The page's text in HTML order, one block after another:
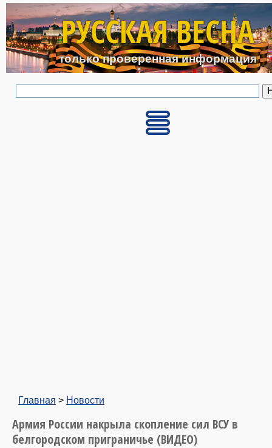
Перейти к основному
РУССКАЯ ВЕСНА
только проверенная информация
Главная > Новости
Армия России накрыла скопление сил ВСУ в
белгородском приграничье (ВИДЕО)